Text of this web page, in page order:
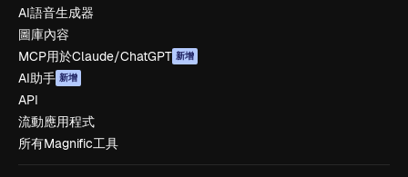
AI語音生成器
圖庫內容
MCP用於Claude/ChatGPT 新增
AI助手 新增
API
流動應用程式
所有Magnific工具